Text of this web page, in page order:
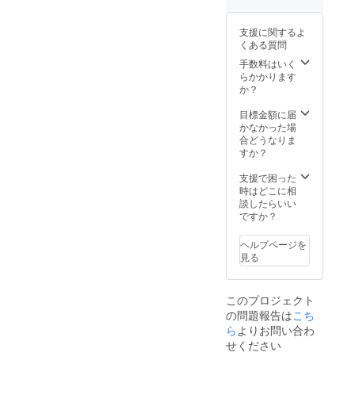
高さ約
単品重
量 約
330g/箱
を含む
総重量
440g）
・賞味
期限
冷凍保
荷日含
む60日
解凍後2
日（解
む） ・
保存方
法 冷
凍 ・原
卵、砂
糖、加
工乳、
マスカ
ルポー
ワサビ
ツーン
としび
れる本
格わさ
び味
4. 田
中の明
太海
苔 ピ
癖にな
る博多
明太
子 ×
田中の
青混海
苔 甘
わり磯
の香
り ×
1 6.
ぱりぱ
から。
●妊娠
中・授
乳中は
飲酒を
くださ
い。 ■
冷蔵発
送 ※銀
き3種
SETは
生もの
です。
限に限
りがご
届け先
をご入
力いた
だく際
に、備
20歳を
こえて
から。
●妊娠
中・授
飲酒を
控えて
くださ
い。 ※
予期せ
ぬ事態
により
遅れる
場合が
ござい
ます。
承知く
ださ
い。
成分が
沈殿す
ること
があり
ます
が、品
りませ
ん。 ●
梅酒の
ないた
めに、
15℃以
下の冷
暗所で
保管し
さい。
●お酒は
20歳を
こえて
から。
●妊娠
中・授
ルを是
非味
わって
みてく
ださ
い！ リ
1.
梅酒
MIYAYO
200ml
１本
2.
贈答用
3.
紙 ●原
材料由
来の成
分が沈
殿する
ことが
ありま
の中に
も後味
をすっ
きりさ
せる独
自の酸
回りに
くい露
茜100％
茜」の
リ
キュー
ルを是
わって
みてく
ださ
い！ リ
内容：
1.
梅酒
MIYAYO
用で、
追加生
産いた
しま
す。着
色料な
い天然
由来の
透き
な赤
色、甘
酸っぱ
いさわ
香り、
濃厚な
味わい
の中に
をすっ
きりさ
せる独
自の酸
味。市
類・氷
アル
コール
分
17％ ・
内容
380ml
生産量
に限り
がある
種”露
茜”で漬
け込ん
だ
YOSHI
」。今
回、ご
支援い
た方専
用で、
追加生
産いた
しま
支援に関するよ
くある質問
手数料はいく
らかかります
か？
目標金額に届
かなかった場
合どうなりま
すか？
支援で困った
時はどこに相
談したらいい
ですか？
ヘルプページを
見る
このプロジェクト
の問題報告はこち
ら よりお問い合わ
せください